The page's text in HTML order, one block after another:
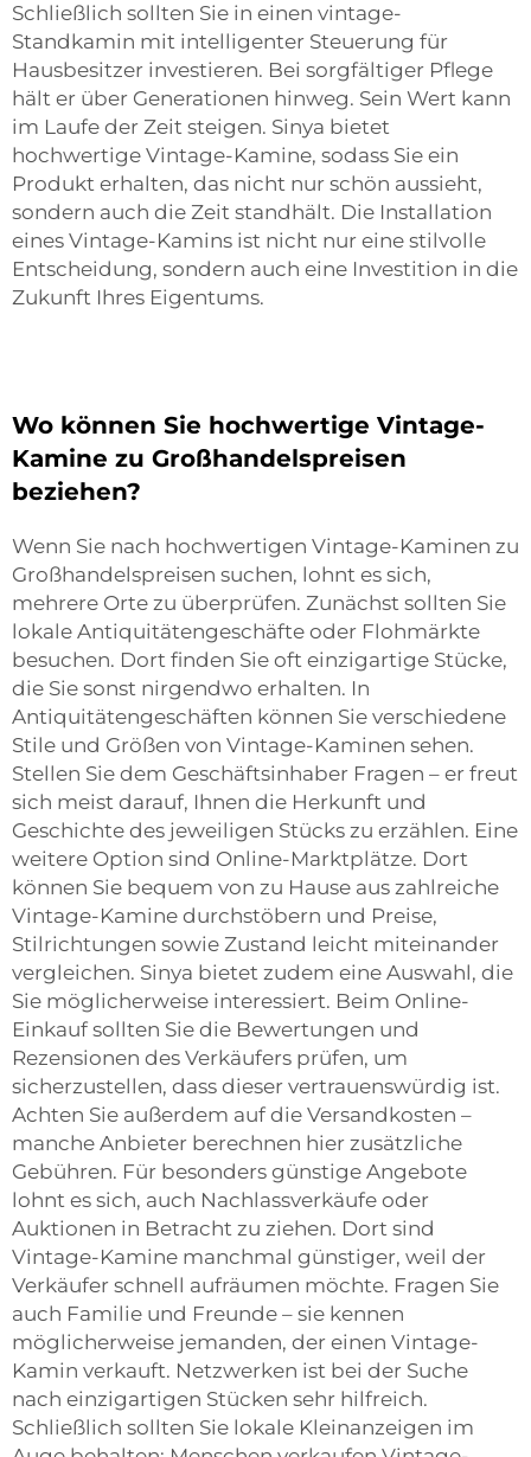
Schließlich sollten Sie in einen vintage-
Standkamin mit intelligenter Steuerung für
Hausbesitzer investieren. Bei sorgfältiger Pflege
hält er über Generationen hinweg. Sein Wert kann
im Laufe der Zeit steigen. Sinya bietet
hochwertige Vintage-Kamine, sodass Sie ein
Produkt erhalten, das nicht nur schön aussieht,
sondern auch die Zeit standhält. Die Installation
eines Vintage-Kamins ist nicht nur eine stilvolle
Entscheidung, sondern auch eine Investition in die
Zukunft Ihres Eigentums.
Wo können Sie hochwertige Vintage-
Kamine zu Großhandelspreisen
beziehen?
Wenn Sie nach hochwertigen Vintage-Kaminen zu
Großhandelspreisen suchen, lohnt es sich,
mehrere Orte zu überprüfen. Zunächst sollten Sie
lokale Antiquitätengeschäfte oder Flohmärkte
besuchen. Dort finden Sie oft einzigartige Stücke,
die Sie sonst nirgendwo erhalten. In
Antiquitätengeschäften können Sie verschiedene
Stile und Größen von Vintage-Kaminen sehen.
Stellen Sie dem Geschäftsinhaber Fragen – er freut
sich meist darauf, Ihnen die Herkunft und
Geschichte des jeweiligen Stücks zu erzählen. Eine
weitere Option sind Online-Marktplätze. Dort
können Sie bequem von zu Hause aus zahlreiche
Vintage-Kamine durchstöbern und Preise,
Stilrichtungen sowie Zustand leicht miteinander
vergleichen. Sinya bietet zudem eine Auswahl, die
Sie möglicherweise interessiert. Beim Online-
Einkauf sollten Sie die Bewertungen und
Rezensionen des Verkäufers prüfen, um
sicherzustellen, dass dieser vertrauenswürdig ist.
Achten Sie außerdem auf die Versandkosten –
manche Anbieter berechnen hier zusätzliche
Gebühren. Für besonders günstige Angebote
lohnt es sich, auch Nachlassverkäufe oder
Auktionen in Betracht zu ziehen. Dort sind
Vintage-Kamine manchmal günstiger, weil der
Verkäufer schnell aufräumen möchte. Fragen Sie
auch Familie und Freunde – sie kennen
möglicherweise jemanden, der einen Vintage-
Kamin verkauft. Netzwerken ist bei der Suche
nach einzigartigen Stücken sehr hilfreich.
Schließlich sollten Sie lokale Kleinanzeigen im